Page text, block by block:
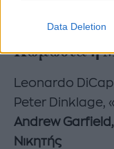
Data Deletion
Α Ανδρικός
Κωμωδία ή
Leonardo
Peter Dinklage,
Andrew
Νικητής